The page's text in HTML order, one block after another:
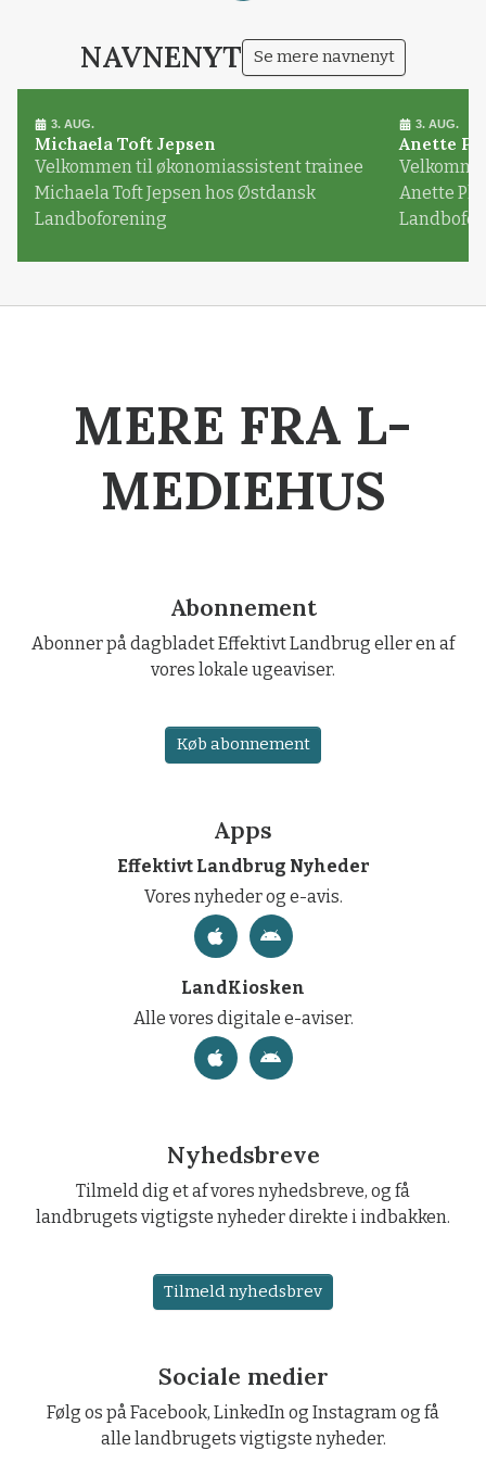
NAVNENYT Se mere navnenyt
3. AUG.
Michaela Toft Jepsen
Velkommen til økonomiassistent trainee
Michaela Toft Jepsen hos Østdansk
Landboforening
3. AUG.
Anette
Anette
MERE FRA L-
MEDIEHUS
Abonnement
Abonner på dagbladet Effektivt Landbrug eller en af
vores lokale ugeaviser.
Køb abonnement
Apps
Effektivt Landbrug Nyheder
Vores nyheder og e-avis.
LandKiosken
Alle vores digitale e-aviser.
Nyhedsbreve
Tilmeld dig et af vores nyhedsbreve, og få
landbrugets vigtigste nyheder direkte i indbakken.
Tilmeld nyhedsbrev
Sociale medier
Følg os på Facebook, LinkedIn og Instagram og få
alle landbrugets vigtigste nyheder.